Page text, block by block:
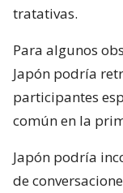
tratativas.
Para algunos
Japón podría
participantes
común en la
Japón podría
de